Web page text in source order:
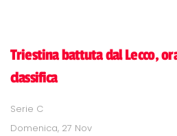
Triestina battuta dal Lecco,
classifica
Serie C
Domenica, 27 Nov